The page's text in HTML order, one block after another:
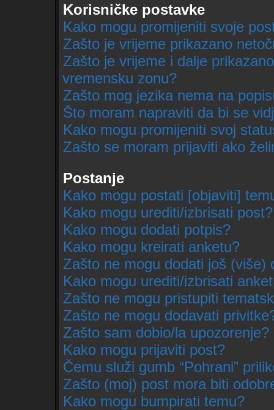
Korisničke postavke
Kako mogu promijeniti svoje
Zašto je vrijeme prikazano
Zašto je vrijeme i dalje
vremensku zonu?
Zašto mog jezika nema na
Što moram napraviti da bi se
Kako mogu promijeniti svoj
Zašto se moram prijaviti ako
Postanje
Kako mogu postati [objaviti]
Kako mogu urediti/izbrisati post?
Kako mogu dodati potpis?
Kako mogu kreirati anketu?
Zašto ne mogu dodati još (više)
Kako mogu urediti/izbrisati
Zašto ne mogu pristupiti
Zašto ne mogu dodavati
Zašto sam dobio/la upozorenje?
Kako mogu prijaviti post?
Čemu služi gumb “Pohrani”
Zašto (moj) post mora biti
Kako mogu bumpirati temu?